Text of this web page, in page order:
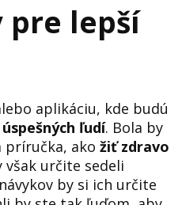
pre lepší
aplikáciu, kde budú
ľudí. Bola by
ako žiť zdravo
však určite sedeli
by si ich určite